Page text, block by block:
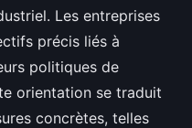
Les entreprises
précis liés à
politiques de
orientation se traduit
concrètes, telles